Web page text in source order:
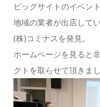
ビッグサイトのイベン
地域の業者が出店して
(株)コミナスを発見。
ホームページを見ると
クトを取らせて頂きまし